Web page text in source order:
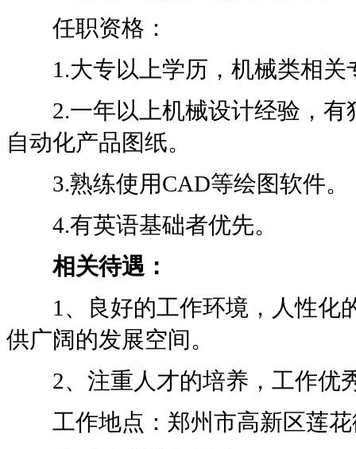
任职资格：
1.大专以上学历，机械类相关
2.一年以上机械设计经验，有
自动化产品图纸。
3.熟练使用CAD等绘图软件。
4.有英语基础者优先。
相关待遇：
1、良好的工作环境，人性化
供广阔的发展空间。
2、注重人才的培养，工作优
工作地点：郑州市高新区莲花